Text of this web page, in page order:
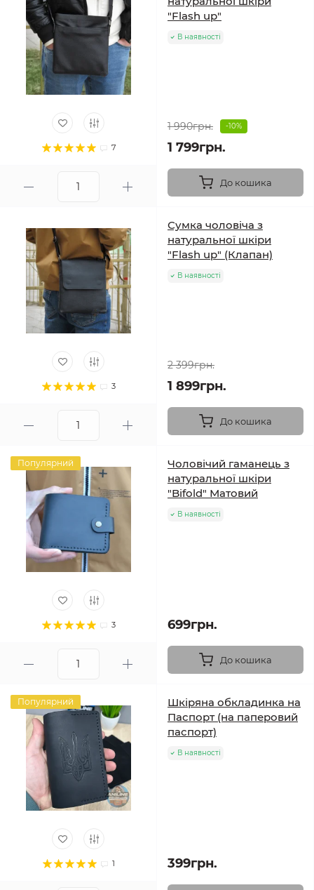
7
"Flash up"
В наявності
1 990грн. -10%
1 799грн.
До кошика
3
Сумка чоловіча з
натуральної шкіри
"Flash up" (Клапан)
В наявності
2 399грн.
1 899грн.
До кошика
Популярний
3
Чоловічий гаманець з
натуральної шкіри
"Bifold" Матовий
В наявності
699грн.
До кошика
Популярний
1
Шкіряна обкладинка на
Паспорт (на паперовий
паспорт)
В наявності
399грн.